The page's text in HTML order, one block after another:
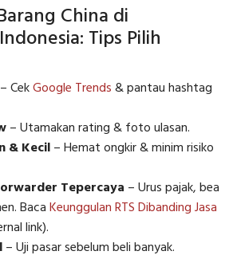
China di
Tips Pilih
– CekGoogle Trends& pantau hashtag
– Utamakan rating & foto ulasan.
& Kecil– Hemat ongkir & minim risiko
Tepercaya – Urus pajak, bea
BacaKeunggulan RTS Dibanding Jasa
link).
– Uji pasar sebelum beli banyak.